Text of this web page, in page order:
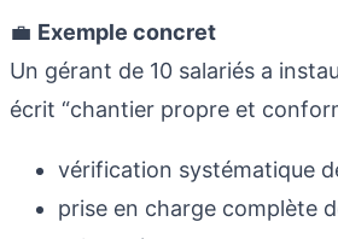
💼 Exemple concret
Un gérant de 10 salariés a
écrit “chantier propre et
vérification systématique
prise en charge complète